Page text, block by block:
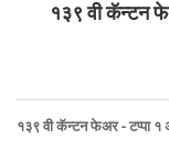
१३९ वी कॅन्टन
१३९ वी कॅन्टन फेअर - टप्पा